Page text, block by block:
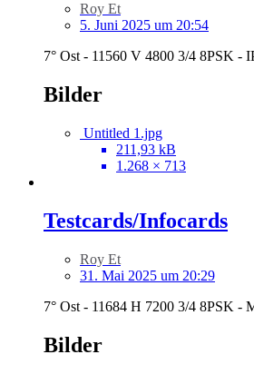
Roy Et
5. Juni 2025 um 20:54
7° Ost - 11560 V 4800 3/4 8PSK -
Bilder
Untitled 1.jpg
211,93 kB
1.268 × 713
Testcards/Infocards
Roy Et
31. Mai 2025 um 20:29
7° Ost - 11684 H 7200 3/4 8PSK -
Bilder